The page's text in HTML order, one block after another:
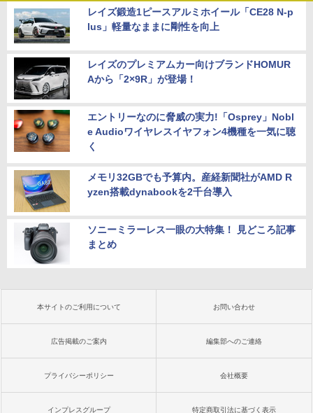
レイズ鍛造1ピースアルミホイール「CE28 N-p
lus」軽量なままに剛性を向上
レイズのプレミアムカー向けブランドHOMUR
Aから「2×9R」が登場！
エントリーなのに脅威の実力!「Osprey」Nobl
e Audioワイヤレスイヤフォン4機種を一気に聴
く
メモリ32GBでも予算内。産経新聞社がAMD R
yzen搭載dynabookを2千台導入
ソニーミラーレス一眼の大特集！ 見どころ記事
まとめ
本サイトのご利用について お問い合わせ
広告掲載のご案内 編集部へのご連絡
プライバシーポリシー 会社概要
インプレスグループ 特定商取引法に基づく表示